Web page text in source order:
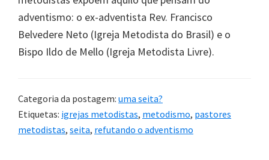
adventismo: o ex-adventista Rev. Francisco
Belvedere Neto (Igreja Metodista do Brasil) e o
Bispo Ildo de Mello (Igreja Metodista Livre).
Categoria da postagem: uma seita?
Etiquetas: igrejas metodistas, metodismo, pastores
metodistas, seita, refutando o adventismo